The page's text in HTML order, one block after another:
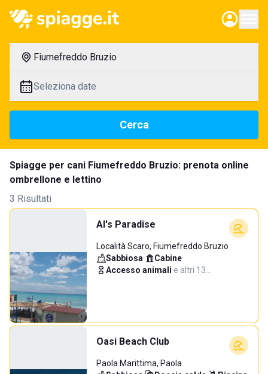
Fiumefreddo Bruzio
Seleziona date
Cerca
Spiagge per cani Fiumefreddo Bruzio: prenota online
ombrellone e lettino
3 Risultati
Al's Paradise
Località Scaro, Fiumefreddo Bruzio
Sabbiosa· Cabine·
Accesso animali·e altri 13…
Oasi Beach Club
Paola Marittima, Paola